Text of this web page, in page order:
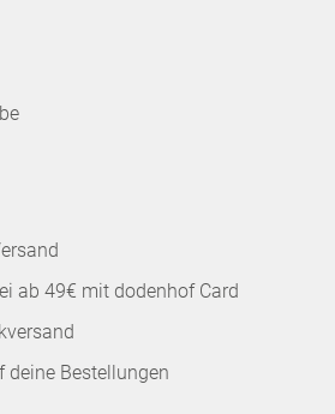
ab 49€ mit dodenhof Card
deine Bestellungen